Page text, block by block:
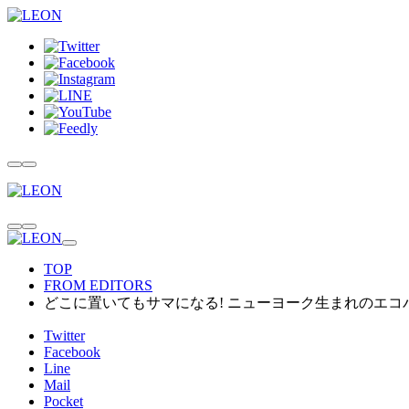
TOP
FROM EDITORS
どこに置いてもサマになる! ニューヨーク生まれのエコ
Twitter
Facebook
Line
Mail
Pocket